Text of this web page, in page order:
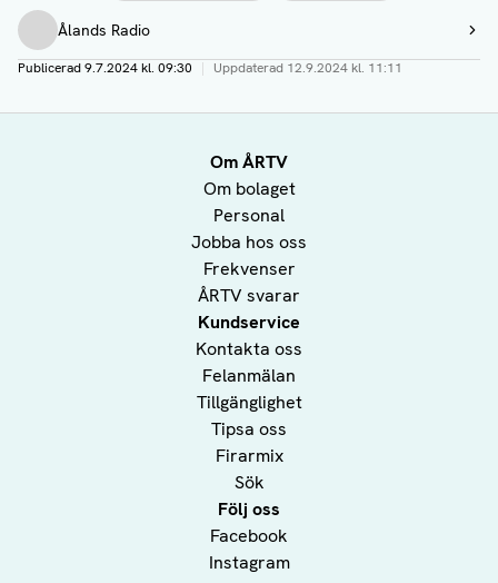
Författare
Ålands Radio
Visa profil
Publicerad9.7.2024 kl. 09:30 | Uppdaterad 12.9.2024 kl. 11:11
Om ÅRTV
Om bolaget
Personal
Jobba hos oss
Frekvenser
ÅRTV svarar
Kundservice
Kontakta oss
Felanmälan
Tillgänglighet
Tipsa oss
Firarmix
Sök
Följ oss
Facebook
Instagram